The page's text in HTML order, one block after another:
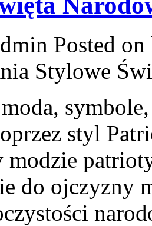
Posted
Stylowe
styl
modzie
do ojczyzny